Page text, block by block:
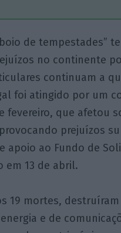
de tempestades”
no continente
continuam a
foi atingido por um
fevereiro, que afetou
prejuízos
ao Fundo de
em 13 de abril.
19 mortes,
e de